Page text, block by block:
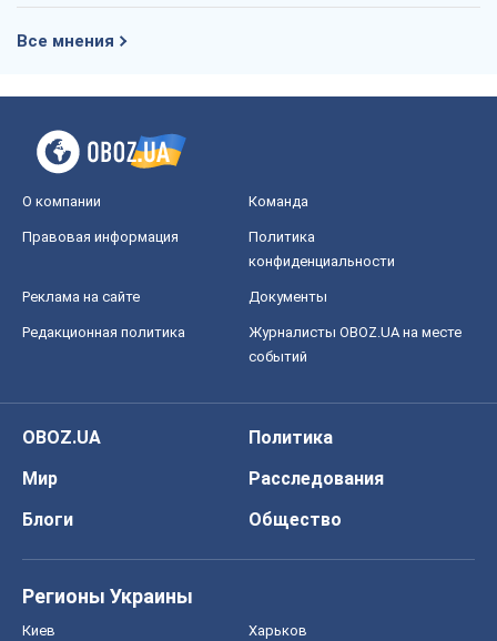
Все мнения
О компании Команда
Правовая информация
Политика
конфиденциальности
Реклама на сайте Документы
Редакционная политика
Журналисты OBOZ.UA на месте
событий
OBOZ.UA
Политика
Мир
Расследования
Блоги
Общество
Регионы Украины
Киев Харьков